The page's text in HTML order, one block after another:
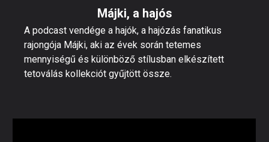
Májki, a hajós
A podcast vendége a hajók, a hajózás fanatikus
rajongója Májki, aki az évek során tetemes
mennyiségű és különböző stílusban elkészített
tetoválás kollekciót gyűjtött össze.